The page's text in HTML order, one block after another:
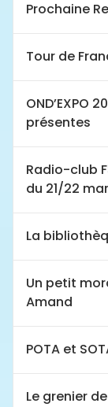
Prochaine
Tour de
OND’EXPO
présentes
Radio-club
du 21/22
La
Un petit
Amand
POTA et
Le grenier